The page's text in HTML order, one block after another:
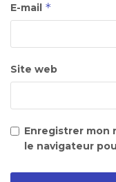
E-mail *
Site web
Enregistrer mon
le navigateur